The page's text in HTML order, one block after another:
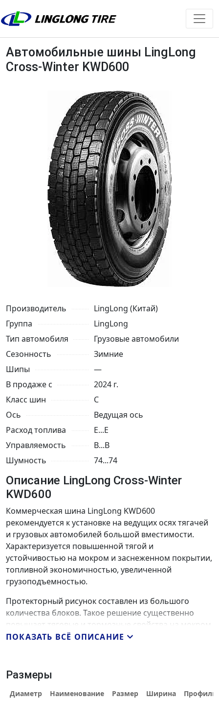
Автомобильные шины LingLong
Cross-Winter KWD600
Производитель
LingLong (Китай)
Группа
LingLong
Тип автомобиля
Грузовые автомобили
Сезонность
Зимние
Шипы
—
В продаже с
2024 г.
Класс шин
C
Ось
Ведущая ось
Расход топлива
E...E
Управляемость
B...B
Шумность
74...74
Описание LingLong Cross-Winter
KWD600
Коммерческая шина LingLong KWD600
рекомендуется к установке на ведущих осях тягачей
и грузовых автомобилей большой вместимости.
Характеризуется повышенной тягой и
устойчивостью на мокром и заснеженном покрытии,
топливной экономичностью, увеличенной
грузоподъемностью.
Протекторный рисунок составлен из большого
количества блоков. Такое решение существенно
повышает тяговые и тормозные свойства на мокром
покрытии и снегу. Прорезанные с высокой
сочетании с их «шахматной» расстановкой
повышает курсовую стабильность на большой
скорости, уменьшает сопротивление качению и
ПОКАЗАТЬ ВСЁ ОПИСАНИЕ
Размеры
Диаметр Наименование Размер Ширина
Профиль